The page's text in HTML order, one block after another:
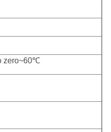
zero~60℃